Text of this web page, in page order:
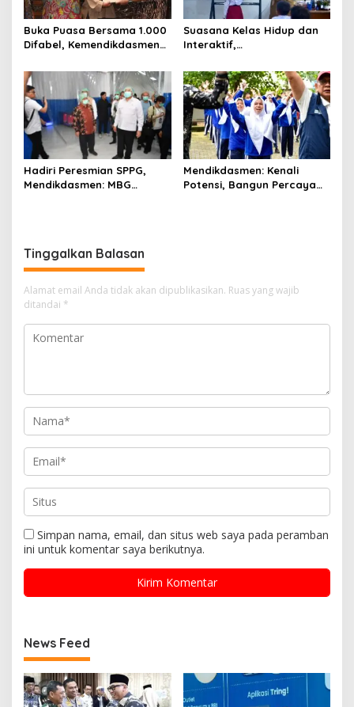
Buka Puasa Bersama 1.000
Difabel, Kemendikdasmen
Pendidikan Inklusif Tahun
2026
Suasana Kelas Hidup dan
Interaktif,
Perkuat Implementasi
Pembelajaran Mendalam
Hadiri Peresmian SPPG,
Mendikdasmen: MBG
Mendikdasmen: Kenali
Potensi, Bangun Percaya
Tinggalkan Balasan
Alamat email Anda tidak akan dipublikasikan. Ruas yang wajib
ditandai *
Simpan nama, email, dan situs web saya pada peramban
ini untuk komentar saya berikutnya.
News Feed